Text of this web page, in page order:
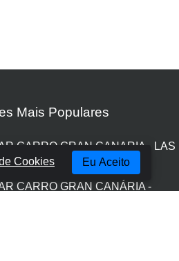
Mais Populares
CARRO GRAN CANARIA - LAS
CARRO GRAN CANÁRIA -
Cookies Eu Aceito